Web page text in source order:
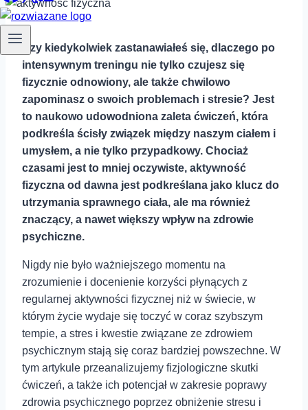
Czy kiedykolwiek zastanawiałeś się, dlaczego po
intensywnym treningu nie tylko czujesz się
fizycznie odnowiony, ale także chwilowo
zapominasz o swoich problemach i stresie? Jest
to naukowo udowodniona zaleta ćwiczeń, która
podkreśla ścisły związek między naszym ciałem i
umysłem, a nie tylko przypadkowy. Chociaż
czasami jest to mniej oczywiste, aktywność
fizyczna od dawna jest podkreślana jako klucz do
utrzymania sprawnego ciała, ale ma również
znaczący, a nawet większy wpływ na zdrowie
psychiczne.
Nigdy nie było ważniejszego momentu na
zrozumienie i docenienie korzyści płynących z
regularnej aktywności fizycznej niż w świecie, w
którym życie wydaje się toczyć w coraz szybszym
tempie, a stres i kwestie związane ze zdrowiem
psychicznym stają się coraz bardziej powszechne. W
tym artykule przeanalizujemy fizjologiczne skutki
ćwiczeń, a także ich potencjał w zakresie poprawy
zdrowia psychicznego poprzez obniżenie stresu i